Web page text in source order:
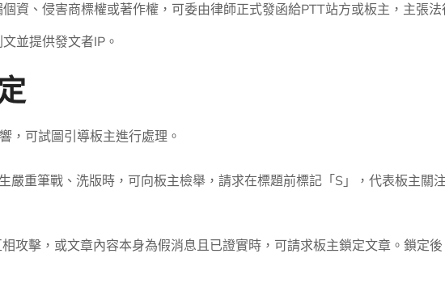
個資、侵害商標權或著作權，可委由律師正式發函給PTT站方或板主，主張
並提供發文者IP。
，可試圖引導板主進行處理。
嚴重筆戰、洗版時，可向板主檢舉，請求在標題前標記「S」，代表板主關
攻擊，或文章內容本身為假消息且已證實時，可請求板主鎖定文章。鎖定